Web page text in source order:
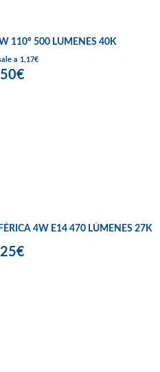
110º 500 LUMENES 40K
a 1,17€
4W E14 470 LÚMENES 27K